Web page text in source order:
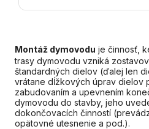
Montáž dymovodu je činnosť,
trasy dymovodu vzniká
štandardných dielov (ďalej len
vrátane dĺžkových úprav dielov
zabudovaním a upevnením
dymovodu do stavby, jeho
dokončovacích činností
opätovné utesnenie a pod.).